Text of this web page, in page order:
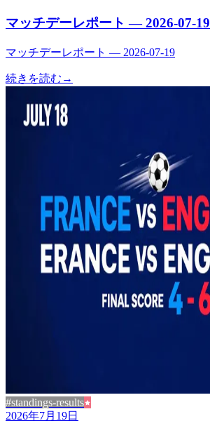
マッチデーレポート — 2026-07-19
マッチデーレポート — 2026-07-19
続きを読む →
#standings-results
2026年7月19日